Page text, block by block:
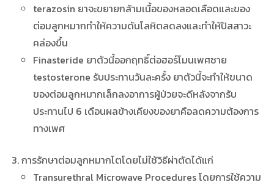
terazosin ยาจะขยายกล้ามเนื้อของหลอดเลือดและของ
ต่อมลูกหมากทำให้ความดันโลหิตลดลงและทำให้ปัสสาวะ
คล่องขึ้น
Finasteride ยาตัวนี้ออกฤทธิ์ต่อฮอร์โมนเพศชาย
testosterone รับประทานวันละครั้ง ยาตัวนี้จะทำให้ขนาด
ของต่อมลูกหมากเล็กลงอาการผู้ป่วยจะดีหลังจากรับ
ประทานไป 6 เดือนผลข้างเคียงของยาคือลดความต้องการ
ทางเพศ
การรักษาต่อมลูกหมากโตโดยไม่ใช้วิธีผ่าตัดได้แก่
Transurethral Microwave Procedures โดยการใช้ความ